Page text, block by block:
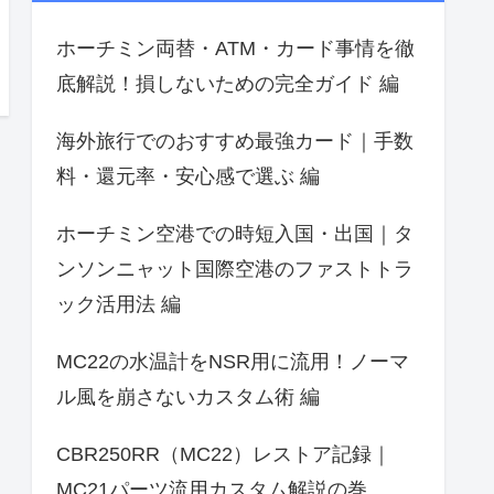
ホーチミン両替・ATM・カード事情を徹
底解説！損しないための完全ガイド 編
海外旅行でのおすすめ最強カード｜手数
料・還元率・安心感で選ぶ 編
ホーチミン空港での時短入国・出国｜タ
ンソンニャット国際空港のファストトラ
ック活用法 編
MC22の水温計をNSR用に流用！ノーマ
ル風を崩さないカスタム術 編
CBR250RR（MC22）レストア記録｜